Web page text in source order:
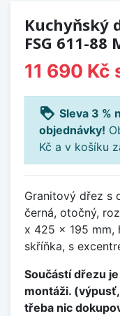
Kuchyňský
FSG 611-
11 690 Kč
loyalty Sleva 3 %
objednávky!
Kč a v košíku
Granitový dřez s
černá, otočný,
x 425 x 195 mm,
skříňka, s
Součástí dřezu
montáži.
třeba nic